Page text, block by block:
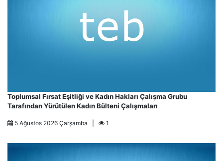
Toplumsal Fırsat Eşitliği ve Kadın Hakları Çalışma Grubu
Tarafından Yürütülen Kadın Bülteni Çalışmaları
5 Ağustos 2026 Çarşamba | 1